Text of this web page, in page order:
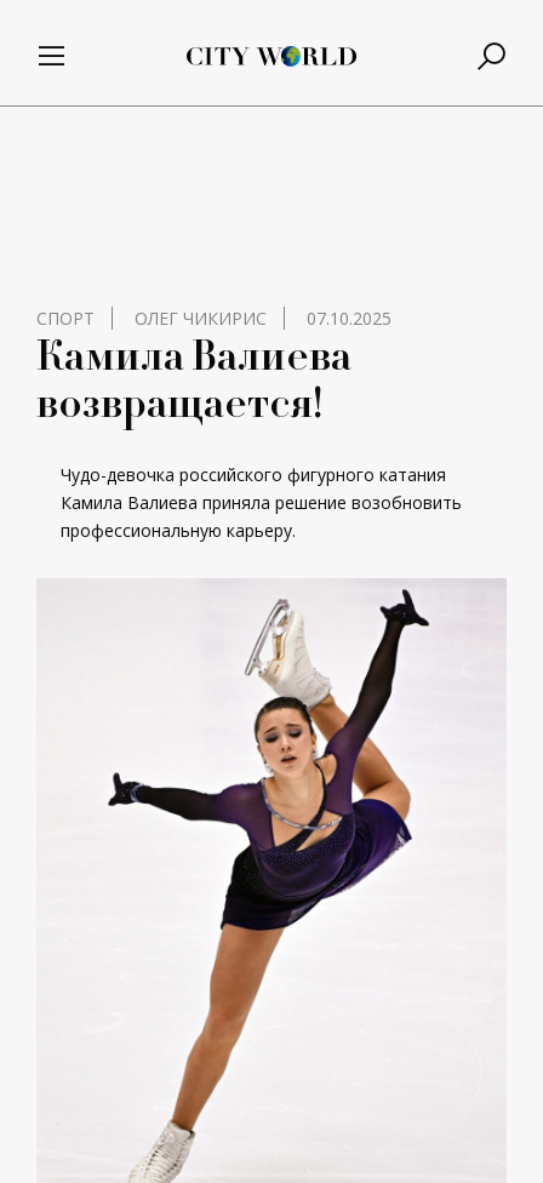
СПОРТ ОЛЕГ ЧИКИРИС 07.10.2025
Камила Валиева
возвращается!
Чудо-девочка российского фигурного катания
Камила Валиева приняла решение возобновить
профессиональную карьеру.